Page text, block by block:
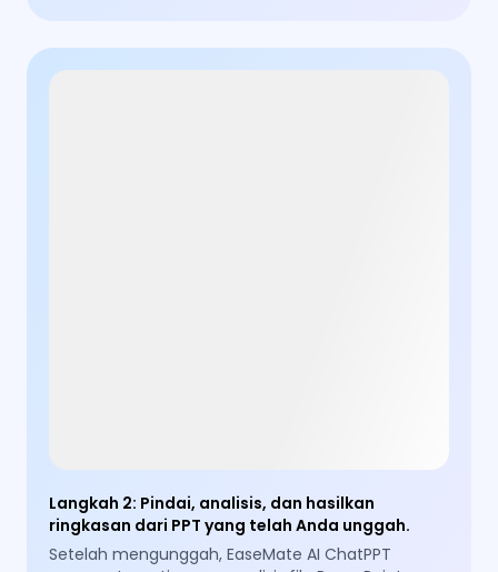
Langkah 2: Pindai, analisis, dan hasilkan
ringkasan dari PPT yang telah Anda unggah.
Setelah mengunggah, EaseMate AI ChatPPT